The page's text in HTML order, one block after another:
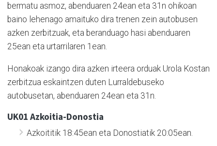
bermatu asmoz, abenduaren 24ean eta 31n ohikoan
baino lehenago amaituko dira trenen zein autobusen
azken zerbitzuak, eta beranduago hasi abenduaren
25ean eta urtarrilaren 1ean.
Honakoak izango dira azken irteera orduak Urola Kostan
zerbitzua eskaintzen duten Lurraldebuseko
autobusetan, abenduaren 24ean eta 31n.
UK01 Azkoitia-Donostia
Azkoititik 18:45ean eta Donostiatik 20:05ean.